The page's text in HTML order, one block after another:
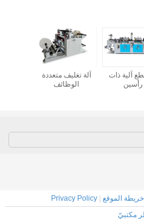
آلة تغليف متعددة
الوظائف
آلية ذات
رأسين
خريطة الموقع |
Privacy Policy
مكتبيّ